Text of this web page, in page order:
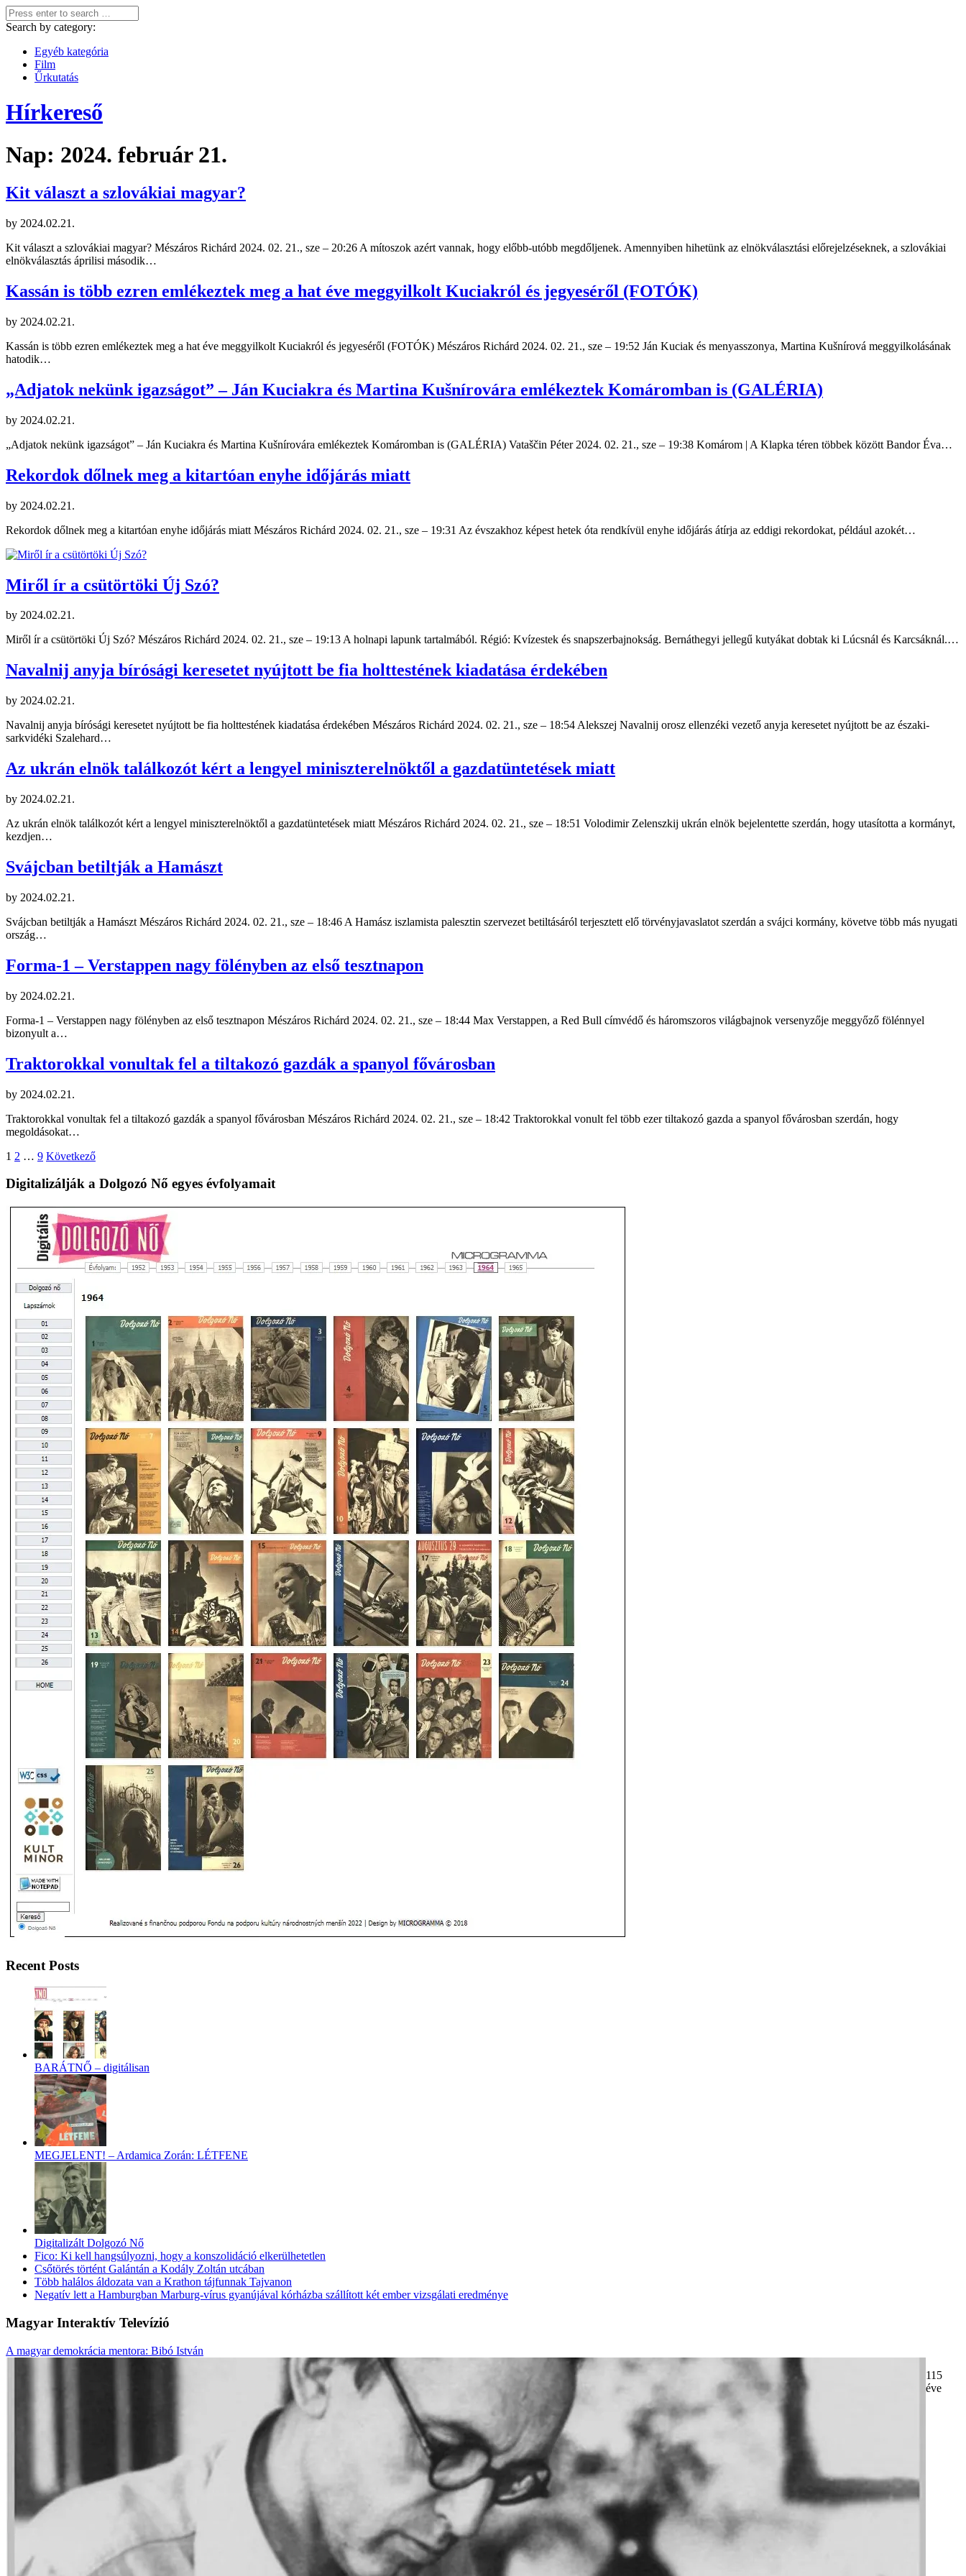
Search by category:
Egyéb kategória
Film
Űrkutatás
Hírkereső
Nap: 2024. február 21.
Kit választ a szlovákiai magyar?
by 2024.02.21.
Kit választ a szlovákiai magyar? Mészáros Richárd 2024. 02. 21., sze – 20:26 A mítoszok azért vannak, hogy előbb-utóbb megdőljenek. Amennyiben hihetünk az elnökválasztási előrejelzéseknek, a szlovákiai
elnökválasztás áprilisi második…
Kassán is több ezren emlékeztek meg a hat éve meggyilkolt Kuciakról és jegyeséről (FOTÓK)
by 2024.02.21.
Kassán is több ezren emlékeztek meg a hat éve meggyilkolt Kuciakról és jegyeséről (FOTÓK) Mészáros Richárd 2024. 02. 21., sze – 19:52 Ján Kuciak és menyasszonya, Martina Kušnírová meggyilkolásának
hatodik…
„Adjatok nekünk igazságot” – Ján Kuciakra és Martina Kušnírovára emlékeztek Komáromban is (GALÉRIA)
by 2024.02.21.
„Adjatok nekünk igazságot” – Ján Kuciakra és Martina Kušnírovára emlékeztek Komáromban is (GALÉRIA) Vataščin Péter 2024. 02. 21., sze – 19:38 Komárom | A Klapka téren többek között Bandor Éva…
Rekordok dőlnek meg a kitartóan enyhe időjárás miatt
by 2024.02.21.
Rekordok dőlnek meg a kitartóan enyhe időjárás miatt Mészáros Richárd 2024. 02. 21., sze – 19:31 Az évszakhoz képest hetek óta rendkívül enyhe időjárás átírja az eddigi rekordokat, például azokét…
Miről ír a csütörtöki Új Szó?
by 2024.02.21.
Miről ír a csütörtöki Új Szó? Mészáros Richárd 2024. 02. 21., sze – 19:13 A holnapi lapunk tartalmából. Régió: Kvízestek és snapszerbajnokság. Bernáthegyi jellegű kutyákat dobtak ki Lúcsnál és Karcsáknál.…
Navalnij anyja bírósági keresetet nyújtott be fia holttestének kiadatása érdekében
by 2024.02.21.
Navalnij anyja bírósági keresetet nyújtott be fia holttestének kiadatása érdekében Mészáros Richárd 2024. 02. 21., sze – 18:54 Alekszej Navalnij orosz ellenzéki vezető anyja keresetet nyújtott be az északi-
sarkvidéki Szalehard…
Az ukrán elnök találkozót kért a lengyel miniszterelnöktől a gazdatüntetések miatt
by 2024.02.21.
Az ukrán elnök találkozót kért a lengyel miniszterelnöktől a gazdatüntetések miatt Mészáros Richárd 2024. 02. 21., sze – 18:51 Volodimir Zelenszkij ukrán elnök bejelentette szerdán, hogy utasította a kormányt,
kezdjen…
Svájcban betiltják a Hamászt
by 2024.02.21.
Svájcban betiltják a Hamászt Mészáros Richárd 2024. 02. 21., sze – 18:46 A Hamász iszlamista palesztin szervezet betiltásáról terjesztett elő törvényjavaslatot szerdán a svájci kormány, követve több más nyugati
ország…
Forma-1 – Verstappen nagy fölényben az első tesztnapon
by 2024.02.21.
Forma-1 – Verstappen nagy fölényben az első tesztnapon Mészáros Richárd 2024. 02. 21., sze – 18:44 Max Verstappen, a Red Bull címvédő és háromszoros világbajnok versenyzője meggyőző fölénnyel
bizonyult a…
Traktorokkal vonultak fel a tiltakozó gazdák a spanyol fővárosban
by 2024.02.21.
Traktorokkal vonultak fel a tiltakozó gazdák a spanyol fővárosban Mészáros Richárd 2024. 02. 21., sze – 18:42 Traktorokkal vonult fel több ezer tiltakozó gazda a spanyol fővárosban szerdán, hogy
megoldásokat…
Bejegyzések
lapozása
1 2 … 9 Következő
Digitalizálják a Dolgozó Nő egyes évfolyamait
Recent Posts
BARÁTNŐ – digitálisan
MEGJELENT! – Ardamica Zorán: LÉTFENE
Digitalizált Dolgozó Nő
Fico: Ki kell hangsúlyozni, hogy a konszolidáció elkerülhetetlen
Csőtörés történt Galántán a Kodály Zoltán utcában
Több halálos áldozata van a Krathon tájfunnak Tajvanon
Negatív lett a Hamburgban Marburg-vírus gyanújával kórházba szállított két ember vizsgálati eredménye
Magyar Interaktív Televízió
A magyar demokrácia mentora: Bibó István
115
éve